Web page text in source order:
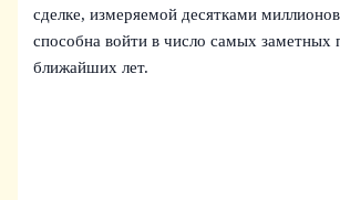
сделке, измеряемой десятками
способна войти в число самых заметных
ближайших лет.